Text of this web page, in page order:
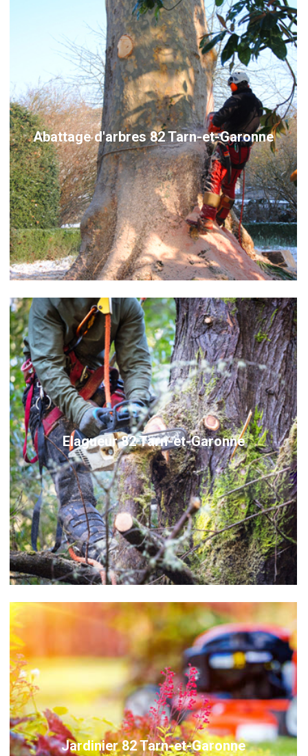
Abattage d'arbres 82 Tarn-et-Garonne
Elagueur 82 Tarn-et-Garonne
Jardinier 82 Tarn-et-Garonne